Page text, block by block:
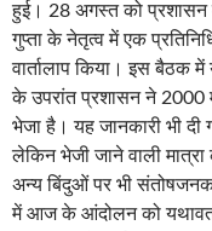
हुई। 28 अगस्त को प्रशासन
गुप्ता के नेतृत्व में एक
वार्तालाप किया। इस बैठक
के उपरांत प्रशासन ने 2000
भेजा है। यह जानकारी भी
लेकिन भेजी जाने वाली मात्रा
अन्य बिंदुओं पर भी
में आज के आंदोलन को यथावत